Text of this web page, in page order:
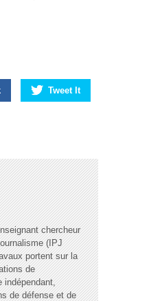
Tweet It
chercheur
(IPJ
portent sur la
de
indépendant,
de défense et de